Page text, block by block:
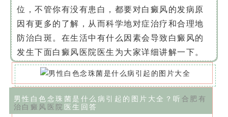
位，不管你有没有患白，都要对白癜风的发病原
因有更多的了解，从而科学地对症治疗和合理地
防治白斑。在生活中有什么因素会导致白癜风的
发生下面白癜风医院医生为大家详细讲解一下。
男性白色念珠菌是什么病引起的图片大全？听 合肥有
治白癜风医院 医生回答